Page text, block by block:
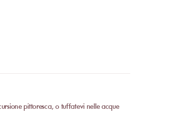
pittoresca, o tuffatevi nelle acque